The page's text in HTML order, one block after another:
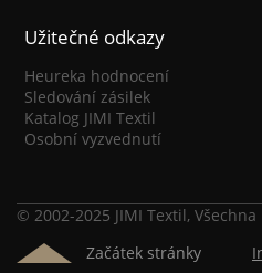
Užitečné odkazy
Heureka hodnocení
Sledování zásilek
Katalog JIMI Textil
Osobní vyzvednutí
© 2002-2025 JIMI Textil,
Začátek stránky